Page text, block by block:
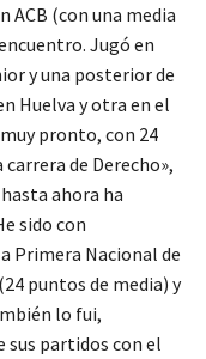
ACB (con una media
Jugó en
y una posterior de
Huelva y otra en el
pronto, con 24
de Derecho»,
ahora ha
sido con
Primera Nacional de
puntos de media) y
lo fui,
sus partidos con el